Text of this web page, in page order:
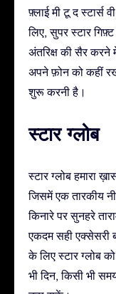
फ़्लाई मी टू द
लिए, सुपर स्टार
अंतरिक्ष की सैर
अपने फ़ोन को कहीं
शुरू करनी है।
स्टार ग्लोब
स्टार ग्लोब हमारा
जिसमें एक तारकीय
किनारे पर सुनहरे
एकदम सही एक्सेसरी
के लिए स्टार ग्लोब
भी दिन, किसी भी